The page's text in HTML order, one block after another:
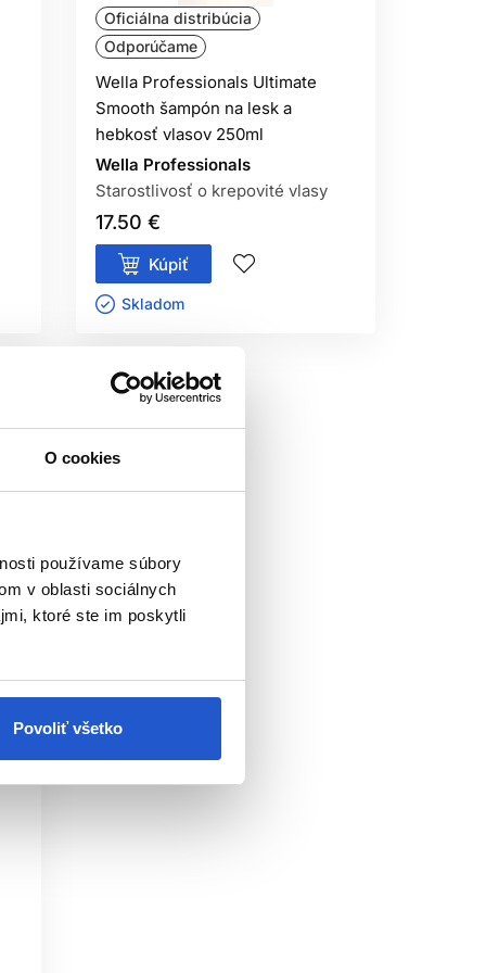
O cookies
používame súbory
v oblasti sociálnych
ktoré ste im poskytli
Povoliť všetko
do stredných dĺžok a končekov.
krepovité vlasy. Bezoplachový krém
šampón a styling. Keď vlasy pôsobia
príliš často, ak dĺžky zostávajú
aj krepovitosť zhoršovať.
do dĺžok.
Oficiálna distribúcia
Odporúčame
Wella Professionals Ultimate
Smooth šampón na lesk a
hebkosť vlasov 250ml
Wella Professionals
Starostlivosť o krepovité vlasy
17.50 €
Kúpiť
Skladom ㅤ